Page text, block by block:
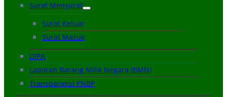
Surat Menyurat
Surat Keluar
Surat Masuk
DIPA
Laporan Barang Milik Negara (BMN)
Transparansi PNBP